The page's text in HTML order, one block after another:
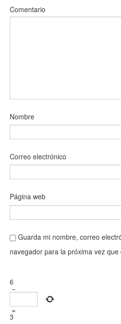
Comentario
Nombre
Correo electrónico
Página web
Guarda mi nombre, correo
navegador para la próxima vez que
6
−
=
3